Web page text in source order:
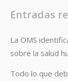
Entradas
La OMS
sobre la salud
Todo lo que